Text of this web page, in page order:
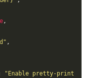
,
,
"Enable pretty-print